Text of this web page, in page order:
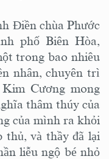
Điền chùa Phước
phố Biên Hòa,
trong bao nhiêu
nhân, chuyên trì
Cương mong
thâm thúy của
của mình ra khỏi
thủ, và thầy đã lại
liễu ngộ bé nhỏ